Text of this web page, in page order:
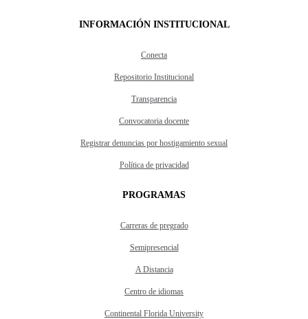
INFORMACIÓN INSTITUCIONAL
Conecta
Repositorio Institucional
Transparencia
Convocatoria docente
Registrar denuncias por hostigamiento sexual
Política de privacidad
PROGRAMAS
Carreras de pregrado
Semipresencial
A Distancia
Centro de idiomas
Continental Florida University